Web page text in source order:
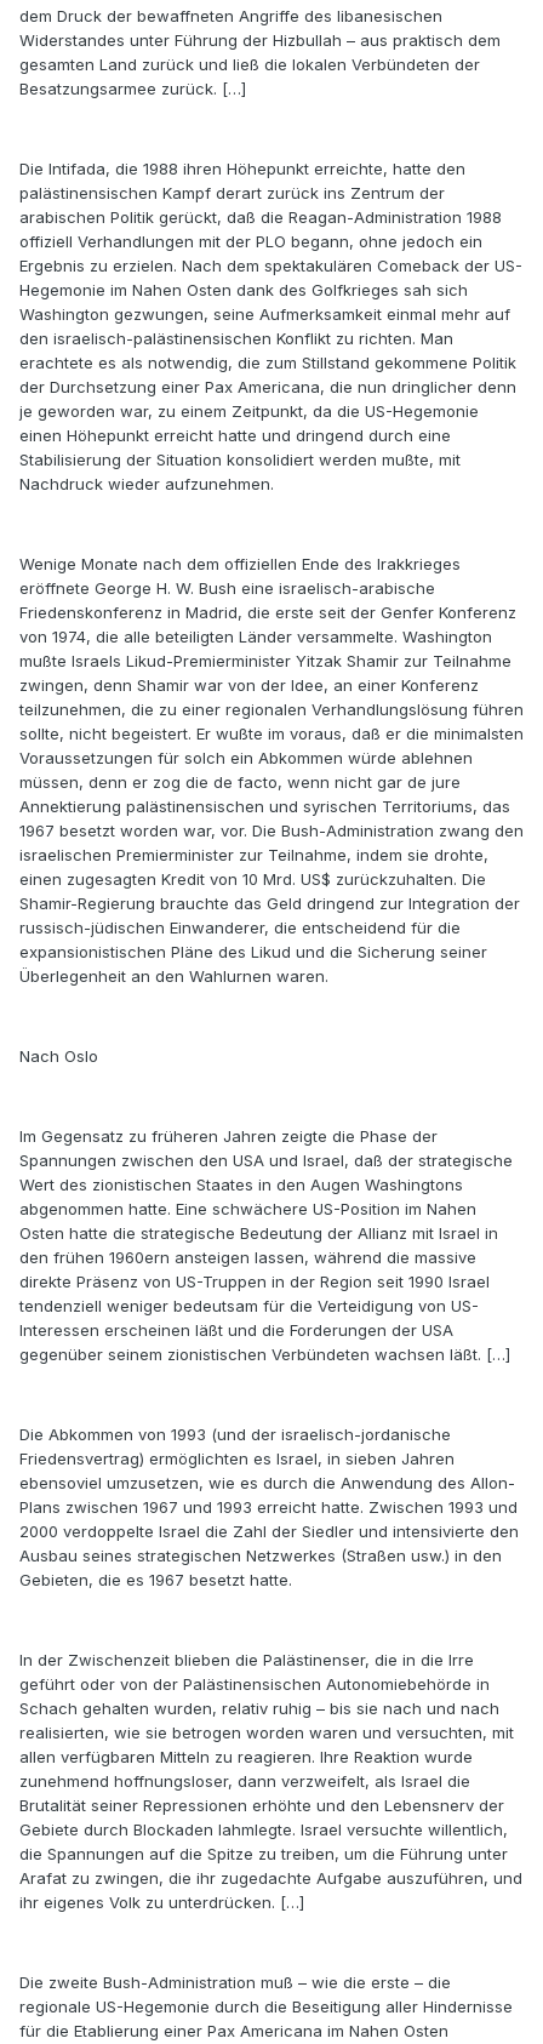
dem Druck der bewaffneten Angriffe des libanesischen
Widerstandes unter Führung der Hizbullah – aus praktisch dem
gesamten Land zurück und ließ die lokalen Verbündeten der
Besatzungsarmee zurück. […]
Die Intifada, die 1988 ihren Höhepunkt erreichte, hatte den
palästinensischen Kampf derart zurück ins Zentrum der
arabischen Politik gerückt, daß die Reagan-Administration 1988
offiziell Verhandlungen mit der PLO begann, ohne jedoch ein
Ergebnis zu erzielen. Nach dem spektakulären Comeback der US-
Hegemonie im Nahen Osten dank des Golfkrieges sah sich
Washington gezwungen, seine Aufmerksamkeit einmal mehr auf
den israelisch-palästinensischen Konflikt zu richten. Man
erachtete es als notwendig, die zum Stillstand gekommene Politik
der Durchsetzung einer Pax Americana, die nun dringlicher denn
je geworden war, zu einem Zeitpunkt, da die US-Hegemonie
einen Höhepunkt erreicht hatte und dringend durch eine
Stabilisierung der Situation konsolidiert werden mußte, mit
Nachdruck wieder aufzunehmen.
Wenige Monate nach dem offiziellen Ende des Irakkrieges
eröffnete George H. W. Bush eine israelisch-arabische
Friedenskonferenz in Madrid, die erste seit der Genfer Konferenz
von 1974, die alle beteiligten Länder versammelte. Washington
mußte Israels Likud-Premierminister Yitzak Shamir zur Teilnahme
zwingen, denn Shamir war von der Idee, an einer Konferenz
teilzunehmen, die zu einer regionalen Verhandlungslösung führen
sollte, nicht begeistert. Er wußte im voraus, daß er die minimalsten
Voraussetzungen für solch ein Abkommen würde ablehnen
müssen, denn er zog die de facto, wenn nicht gar de jure
Annektierung palästinensischen und syrischen Territoriums, das
1967 besetzt worden war, vor. Die Bush-Administration zwang den
israelischen Premierminister zur Teilnahme, indem sie drohte,
einen zugesagten Kredit von 10 Mrd. US$ zurückzuhalten. Die
Shamir-Regierung brauchte das Geld dringend zur Integration der
russisch-jüdischen Einwanderer, die entscheidend für die
expansionistischen Pläne des Likud und die Sicherung seiner
Überlegenheit an den Wahlurnen waren.
Nach Oslo
Im Gegensatz zu früheren Jahren zeigte die Phase der
Spannungen zwischen den USA und Israel, daß der strategische
Wert des zionistischen Staates in den Augen Washingtons
abgenommen hatte. Eine schwächere US-Position im Nahen
Osten hatte die strategische Bedeutung der Allianz mit Israel in
den frühen 1960ern ansteigen lassen, während die massive
direkte Präsenz von US-Truppen in der Region seit 1990 Israel
tendenziell weniger bedeutsam für die Verteidigung von US-
Interessen erscheinen läßt und die Forderungen der USA
gegenüber seinem zionistischen Verbündeten wachsen läßt. […]
Die Abkommen von 1993 (und der israelisch-jordanische
Friedensvertrag) ermöglichten es Israel, in sieben Jahren
ebensoviel umzusetzen, wie es durch die Anwendung des Allon-
Plans zwischen 1967 und 1993 erreicht hatte. Zwischen 1993 und
2000 verdoppelte Israel die Zahl der Siedler und intensivierte den
Ausbau seines strategischen Netzwerkes (Straßen usw.) in den
Gebieten, die es 1967 besetzt hatte.
In der Zwischenzeit blieben die Palästinenser, die in die Irre
geführt oder von der Palästinensischen Autonomiebehörde in
Schach gehalten wurden, relativ ruhig – bis sie nach und nach
realisierten, wie sie betrogen worden waren und versuchten, mit
allen verfügbaren Mitteln zu reagieren. Ihre Reaktion wurde
zunehmend hoffnungsloser, dann verzweifelt, als Israel die
Brutalität seiner Repressionen erhöhte und den Lebensnerv der
Gebiete durch Blockaden lahmlegte. Israel versuchte willentlich,
die Spannungen auf die Spitze zu treiben, um die Führung unter
Arafat zu zwingen, die ihr zugedachte Aufgabe auszuführen, und
ihr eigenes Volk zu unterdrücken. […]
Die zweite Bush-Administration muß – wie die erste – die
regionale US-Hegemonie durch die Beseitigung aller Hindernisse
für die Etablierung einer Pax Americana im Nahen Osten